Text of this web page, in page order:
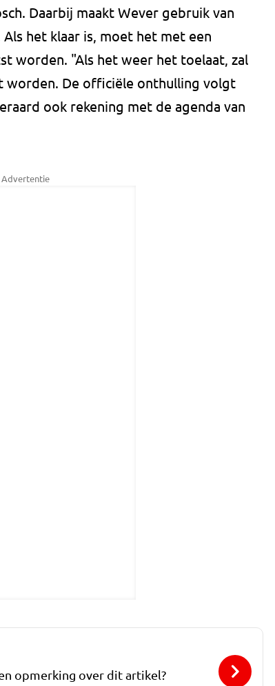
Daarbij maakt Wever gebruik van
het klaar is, moet het met een
worden. "Als het weer het toelaat, zal
worden. De officiële onthulling volgt
ook rekening met de agenda van
Advertentie
opmerking over dit artikel?